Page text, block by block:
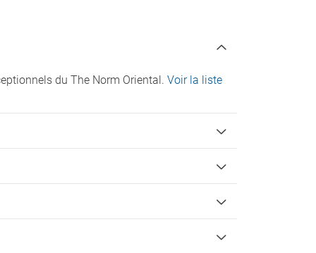
du The Norm Oriental. Voir la liste